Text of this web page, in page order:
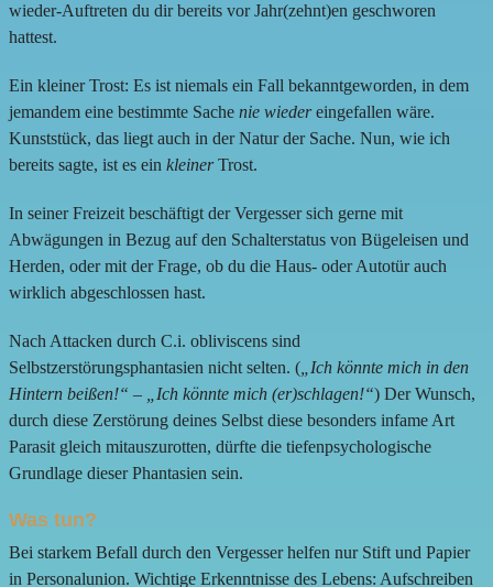
wieder-Auftreten du dir bereits vor Jahr(zehnt)en geschworen
hattest.
Ein kleiner Trost: Es ist niemals ein Fall bekanntgeworden, in dem
jemandem eine bestimmte Sache nie wiedereingefallen wäre.
Kunststück, das liegt auch in der Natur der Sache. Nun, wie ich
bereits sagte, ist es ein kleinerTrost.
In seiner Freizeit beschäftigt der Vergesser sich gerne mit
Abwägungen in Bezug auf den Schalterstatus von Bügeleisen und
Herden, oder mit der Frage, ob du die Haus- oder Autotür auch
wirklich abgeschlossen hast.
Nach Attacken durch C.i. obliviscens sind
Selbstzerstörungsphantasien nicht selten. („Ich könnte mich in den
Hintern beißen!“ – „Ich könnte mich (er)schlagen!“) Der Wunsch,
durch diese Zerstörung deines Selbst diese besonders infame Art
Parasit gleich mitauszurotten, dürfte die tiefenpsychologische
Grundlage dieser Phantasien sein.
Was tun?
Bei starkem Befall durch den Vergesser helfen nur Stift und Papier
in Personalunion. Wichtige Erkenntnisse des Lebens: Aufschreiben